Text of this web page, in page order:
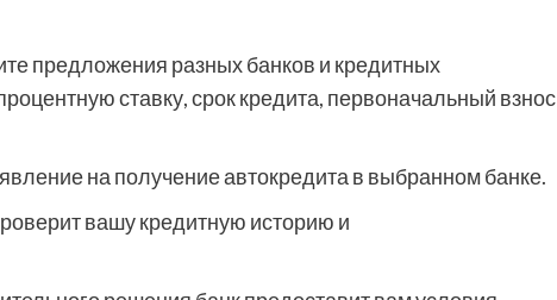
предложения разных банков и кредитных
ставку, срок кредита, первоначальный взнос
на получение автокредита в выбранном банке.
вашу кредитную историю и